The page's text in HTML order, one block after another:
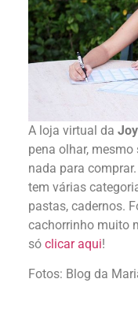
A loja virtual da
pena olhar,
nada para
tem várias
pastas, cadernos.
cachorrinho muito
só clicar aqui!
Fotos: Blog da